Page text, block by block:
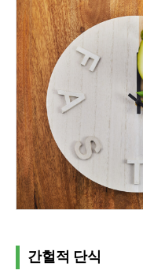
간헐적 단식